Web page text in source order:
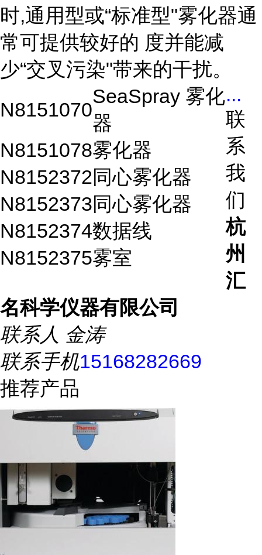
时,通用型或“标准型"雾化器通
常可提供较好的 度并能减
少“交叉污染"带来的干扰。
N8151070
SeaSpray 雾化
器
N8151078雾化器
N8152372同心雾化器
N8152373同心雾化器
N8152374数据线
N8152375雾室
...
联
系
我
们
杭
州
汇
名科学仪器有限公司
联系人 金涛
联系手机15168282669
推荐产品